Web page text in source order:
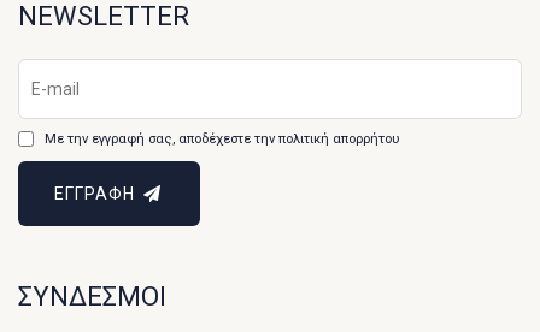
NEWSLETTER
Με την εγγραφή σας, αποδέχεστε την πολιτική απορρήτου
ΕΓΓΡΑΦΗ
ΣΥΝΔΕΣΜΟΙ